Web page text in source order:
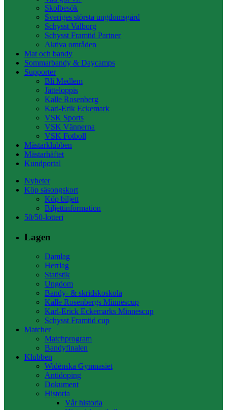
Skolbesök
Sveriges största ungdomsgård
Schysst Valborg
Schysst Framtid Partner
Aktiva områden
Mat och bandy
Sommarbandy & Daycamps
Supporter
Bli Medlem
Jätteloppis
Kalle Rosenberg
Karl-Erik Eckemark
VSK Sports
VSK Vännerna
VSK Fotboll
Mästarklubben
Mästarhäftet
Kundportal
Nyheter
Köp säsongskort
Köp biljett
Biljettinformation
50/50-lotteri
Lagen
Damlag
Herrlag
Statistik
Ungdom
Bandy- & skridskoskola
Kalle Rosenbergs Minnescup
Karl-Erick Eckemarks Minnescup
Schysst Framtid cup
Matcher
Matchprogram
Bandyfinalen
Klubben
Widénska Gymnasiet
Antidoping
Dokument
Historia
Vår historia